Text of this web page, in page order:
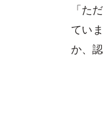
「た
てい
か、